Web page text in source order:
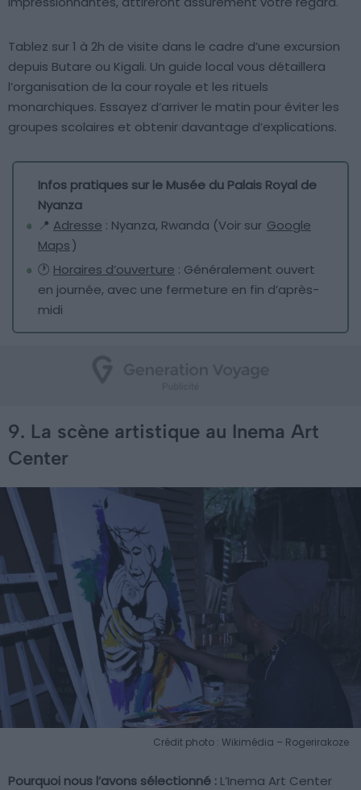
Tablez sur 1 à 2h de visite dans le cadre d’une excursion
depuis Butare ou Kigali. Un guide local vous détaillera
l’organisation de la cour royale et les rituels
monarchiques. Essayez d’arriver le matin pour éviter les
groupes scolaires et obtenir davantage d’explications.
Infos pratiques sur le Musée du Palais Royal de
Nyanza
📍 Adresse : Nyanza, Rwanda (Voir sur Google
Maps)
🕐 Horaires d’ouverture : Généralement ouvert
en journée, avec une fermeture en fin d’après-
midi
9. La scène artistique au Inema Art
Center
Crédit photo : Wikimédia – Rogerirakoze
Pourquoi nous l’avons sélectionné : L’Inema Art Center